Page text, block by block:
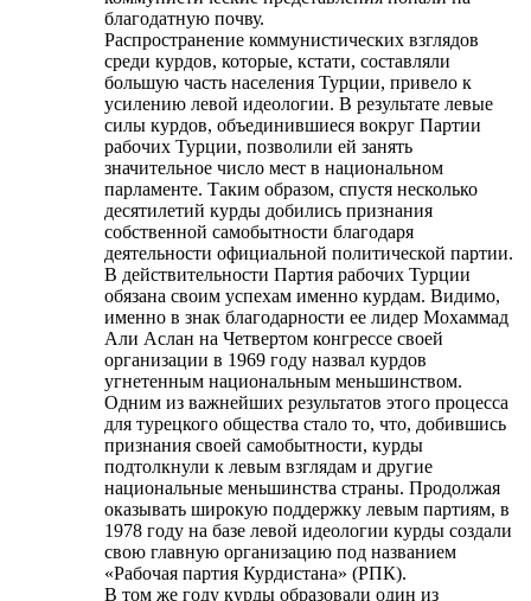
благодатную почву.
Распространение коммунистических взглядов
среди курдов, которые, кстати, составляли
большую часть населения Турции, привело к
усилению левой идеологии. В результате левые
силы курдов, объединившиеся вокруг Партии
рабочих Турции, позволили ей занять
значительное число мест в национальном
парламенте. Таким образом, спустя несколько
десятилетий курды добились признания
собственной самобытности благодаря
деятельности официальной политической партии.
В действительности Партия рабочих Турции
обязана своим успехам именно курдам. Видимо,
именно в знак благодарности ее лидер Мохаммад
Али Аслан на Четвертом конгрессе своей
организации в 1969 году назвал курдов
угнетенным национальным меньшинством.
Одним из важнейших результатов этого процесса
для турецкого общества стало то, что, добившись
признания своей самобытности, курды
подтолкнули к левым взглядам и другие
национальные меньшинства страны. Продолжая
оказывать широкую поддержку левым партиям, в
1978 году на базе левой идеологии курды создали
свою главную организацию под названием
«Рабочая партия Курдистана» (РПК).
В том же году курды образовали один из